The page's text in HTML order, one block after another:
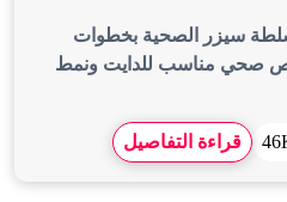
سيزر الصحية بخطوات
صحي مناسب للدايت ونمط
قراءة التفاصيل